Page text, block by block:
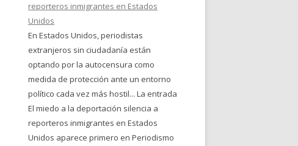
reporteros inmigrantes en Estados
Unidos
En Estados Unidos, periodistas
extranjeros sin ciudadanía están
optando por la autocensura como
medida de protección ante un entorno
político cada vez más hostil... La entrada
El miedo a la deportación silencia a
reporteros inmigrantes en Estados
Unidos aparece primero en Periodismo